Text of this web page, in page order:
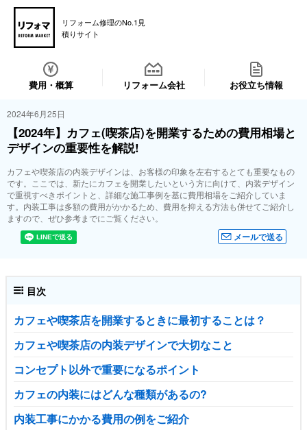
リフォーム修理のNo.1見
積りサイト
費用・概算 リフォーム会社 お役立ち情報
2024年6月25日
【2024年】カフェ(喫茶店)を開業するための費用相場と
デザインの重要性を解説!
カフェや喫茶店の内装デザインは、お客様の印象を左右するとても重要なもの
です。ここでは、新たにカフェを開業したいという方に向けて、内装デザイン
で重視すべきポイントと、詳細な施工事例を基に費用相場をご紹介していま
す。内装工事は多額の費用がかかるため、費用を抑える方法も併せてご紹介し
ますので、ぜひ参考までにご覧ください。
メールで送る
目次
カフェや喫茶店を開業するときに最初することは？
カフェや喫茶店の内装デザインで大切なこと
コンセプト以外で重要になるポイント
カフェの内装にはどんな種類があるの?
内装工事にかかる費用の例をご紹介